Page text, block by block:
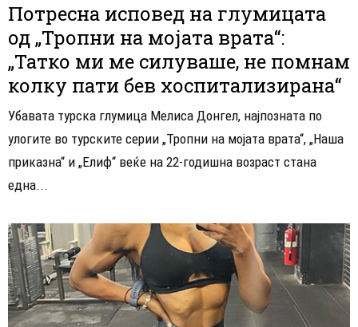
Потресна исповед на глумицата
од „Тропни на мојата врата“:
„Татко ми ме силуваше, не помнам
колку пати бев хоспитализирана“
Убавата турска глумица Мелиса Донгел, најпозната по
улогите во турските серии „Тропни на мојата врата“, „Наша
приказна“ и „Елиф“ веќе на 22-годишна возраст стана
една...